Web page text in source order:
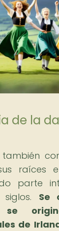
de la
raíces
parte
Se
se
de